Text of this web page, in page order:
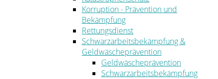
Korruption - Prävention und
Bekämpfung
Rettungsdienst
Schwarzarbeitsbekämpfung &
Geldwäscheprävention
Geldwäscheprävention
Schwarzarbeitsbekämpfung